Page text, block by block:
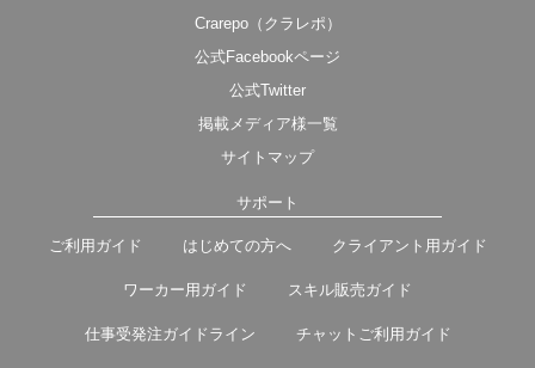
Crarepo（クラレポ）
公式Facebookページ
公式Twitter
掲載メディア様一覧
サイトマップ
サポート
ご利用ガイド はじめての方へ クライアント用ガイド
ワーカー用ガイド スキル販売ガイド
仕事受発注ガイドライン チャットご利用ガイド